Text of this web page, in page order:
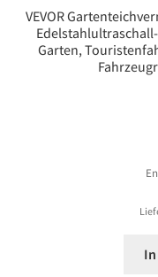
VEVOR
Garten,